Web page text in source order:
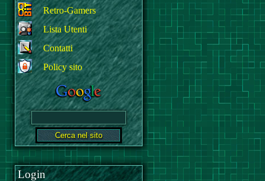
Retro-Gamers
Lista Utenti
Contatti
Policy sito
Login